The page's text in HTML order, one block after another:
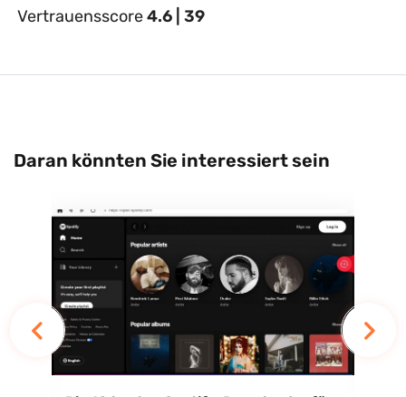
Vertrauensscore4.6 | 39
Daran könnten Sie interessiert sein